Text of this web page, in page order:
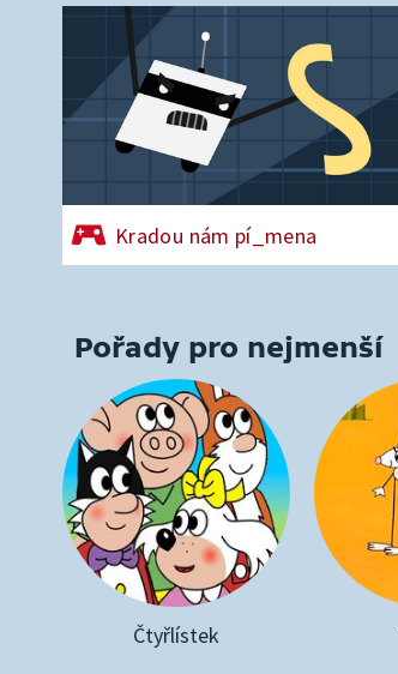
Kradou nám pí_mena
Pořady pro nejmenší
Čtyřlístek